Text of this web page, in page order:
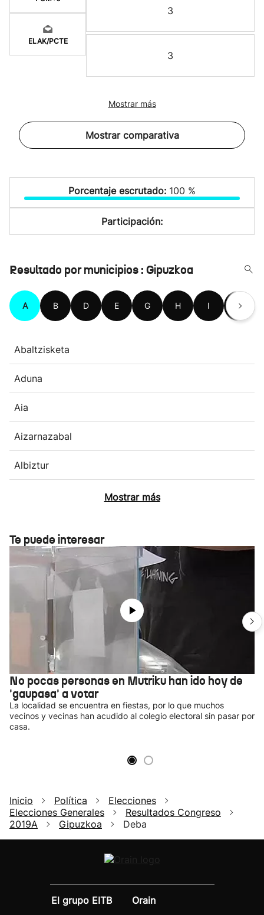
ELAK/PCTE
3
3
Mostrar más
Mostrar comparativa
Porcentaje escrutado: 100 %
Participación:
Resultado por municipios : Gipuzkoa
A B D E G H I L
Abaltzisketa
Aduna
Aia
Aizarnazabal
Albiztur
Mostrar más
Te puede interesar
No pocas personas en Mutriku han ido hoy de
'gaupasa' a votar
La localidad se encuentra en fiestas, por lo que muchos
vecinos y vecinas han acudido al colegio electoral sin pasar por
casa.
Inicio Política
Elecciones
Elecciones Generales
Resultados Congreso
2019A
Gipuzkoa Deba
El grupo EITB
Orain